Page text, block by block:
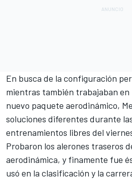
En busca de la configuración
mientras también trabajaban en
nuevo paquete aerodinámico,
soluciones diferentes durante
entrenamientos libres del
Probaron los alerones traseros
aerodinámica, y finamente fue
usó en la clasificación y la